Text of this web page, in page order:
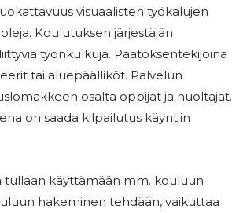
visuaalisten työkalujen
Koulutuksen järjestäjän
työnkulkuja. Päätöksentekijöinä
tai aluepäälliköt. Palvelun
osalta oppijat ja huoltajat.
on saada kilpailutus käyntiin
käyttämään mm. kouluun
hakeminen tehdään, vaikuttaa